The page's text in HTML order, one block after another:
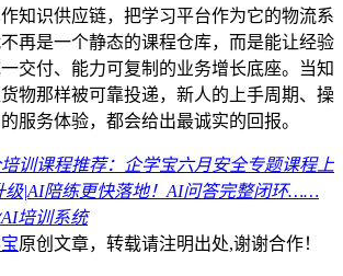
知识供应链，把学习平台作为它的物流系
再是一个静态的课程仓库，而是能让经验
交付、能力可复制的业务增长底座。当知
物那样被可靠投递，新人的上手周期、操
服务体验，都会给出最诚实的回报。
训课程推荐：企学宝六月安全专题课程上
级|AI陪练更快落地！AI问答完整闭环……
培训系统
原创文章，转载请注明出处,谢谢合作！